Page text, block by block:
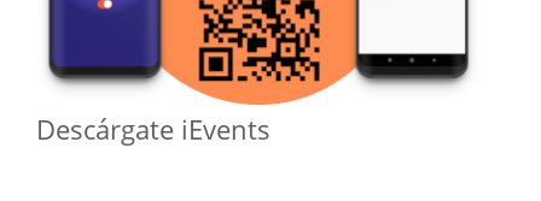
Descárgate iEvents